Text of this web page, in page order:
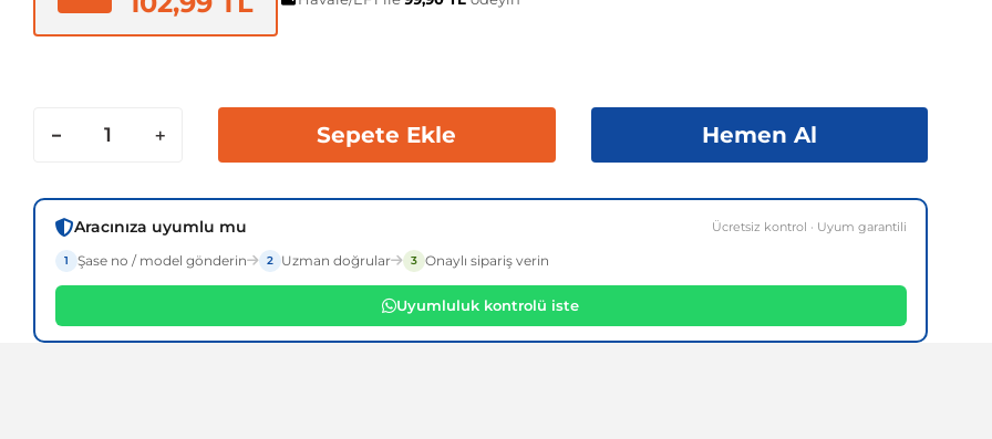
Sepete Ekle Hemen Al
Aracınıza uyumlu mu Ücretsiz kontrol · Uyum garantili
1 Şase no / model gönderin 2 Uzman doğrular 3 Onaylı sipariş verin
Uyumluluk kontrolü iste